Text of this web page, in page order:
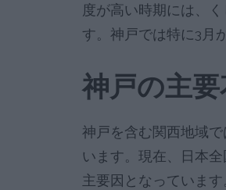
度が高い時期には、
す。神戸では特に3月
神戸の主
神戸を含む関西地域
います。現在、日本
主要因となっていま